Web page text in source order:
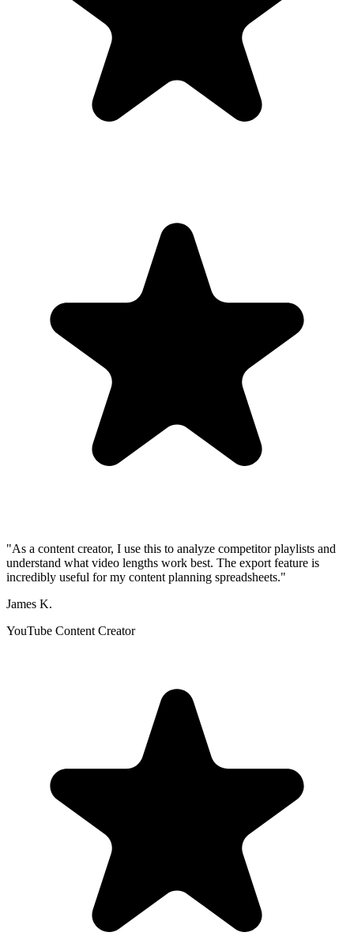
"As a content creator, I use this to analyze competitor playlists and
understand what video lengths work best. The export feature is
incredibly useful for my content planning spreadsheets."
James K.
YouTube Content Creator